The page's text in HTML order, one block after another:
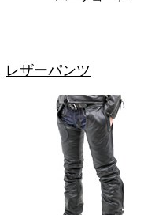
レザーパンツ